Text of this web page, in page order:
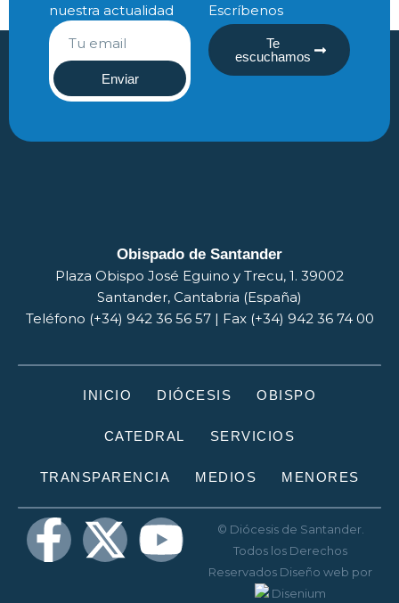
nuestra actualidad
Enviar
Escríbenos
Te
escuchamos
Obispado de Santander
Plaza Obispo José Eguino y Trecu, 1. 39002
Santander, Cantabria (España)
Teléfono (+34) 942 36 56 57 | Fax (+34) 942 36 74 00
INICIO DIÓCESIS OBISPO
CATEDRAL SERVICIOS
TRANSPARENCIA MEDIOS MENORES
© Diócesis de Santander.
Todos los Derechos
Reservados Diseño web por
Disenium